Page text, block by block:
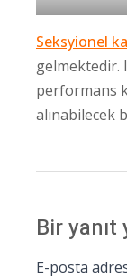
Seksyionel
gelmektedir.
performans
alınabilecek
Bir yanıt
E-posta